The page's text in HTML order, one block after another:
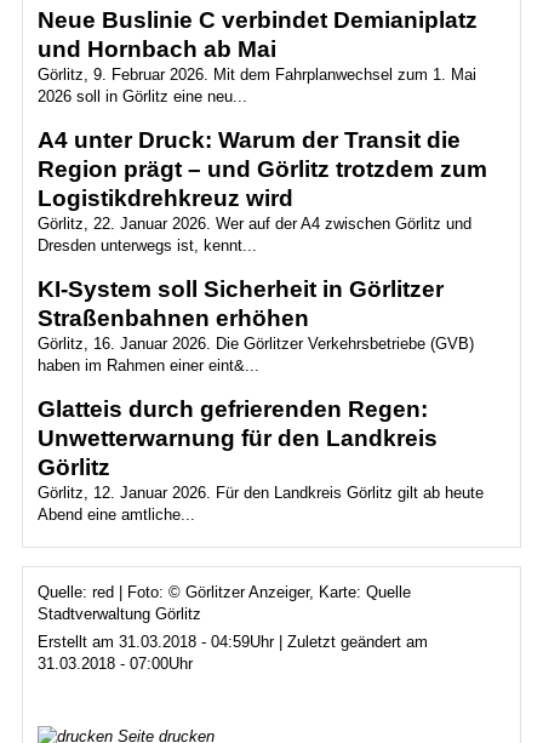
Neue Buslinie C verbindet Demianiplatz
und Hornbach ab Mai
Görlitz, 9. Februar 2026. Mit dem Fahrplanwechsel zum 1. Mai
2026 soll in Görlitz eine neu...
A4 unter Druck: Warum der Transit die
Region prägt – und Görlitz trotzdem zum
Logistikdrehkreuz wird
Görlitz, 22. Januar 2026. Wer auf der A4 zwischen Görlitz und
Dresden unterwegs ist, kennt...
KI-System soll Sicherheit in Görlitzer
Straßenbahnen erhöhen
Görlitz, 16. Januar 2026. Die Görlitzer Verkehrsbetriebe (GVB)
haben im Rahmen einer eint&...
Glatteis durch gefrierenden Regen:
Unwetterwarnung für den Landkreis
Görlitz
Görlitz, 12. Januar 2026. Für den Landkreis Görlitz gilt ab heute
Abend eine amtliche...
Quelle: red | Foto: © Görlitzer Anzeiger, Karte: Quelle
Stadtverwaltung Görlitz
Erstellt am 31.03.2018 - 04:59Uhr | Zuletzt geändert am
31.03.2018 - 07:00Uhr
Seite drucken